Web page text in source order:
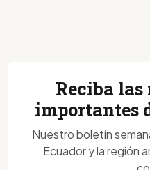
Reciba
importantes
Nuestro boletín
Ecuador y la región